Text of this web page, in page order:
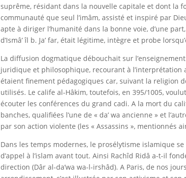
suprême, résidant dans la nouvelle capitale et dont la
communauté que seul l’imâm, assisté et inspiré par
apte à diriger l’humanité dans la bonne voie, d’une
d’Ismâ’ îl b. Ja’ far, était légitime, intègre et probe
La diffusion dogmatique débouchait sur
juridique et philosophique, recourant à l’interprétation
étaient finement pédagogiques car, suivant la religion
utilisés. Le calife al-Hâkim, toutefois, en 395/1005,
écouter les conférences du grand cadi. A la mort du
banches, qualifiées l’une de « da’ wa ancienne » et
par son action violente (les « Assassins », mentionnés
Dans les temps modernes, le prosélytisme islamique
d’appel à l’islam avant tout. Ainsi Rachîd Ridâ a-t-il
direction (Dâr al-da’wa wa-l-irshâd). A Paris, de nos